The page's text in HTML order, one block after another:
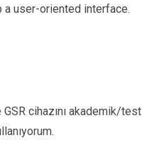
user-oriented interface.
cihazını akademik/test